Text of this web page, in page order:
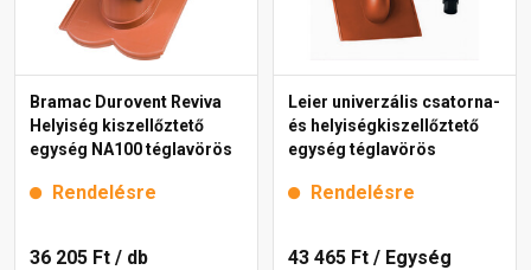
Bramac Durovent Reviva
Helyiség kiszellőztető
egység NA100 téglavörös
Rendelésre
36 205 Ft / db
Leier univerzális csatorna-
és helyiségkiszellőztető
egység téglavörös
Rendelésre
43 465 Ft / Egység